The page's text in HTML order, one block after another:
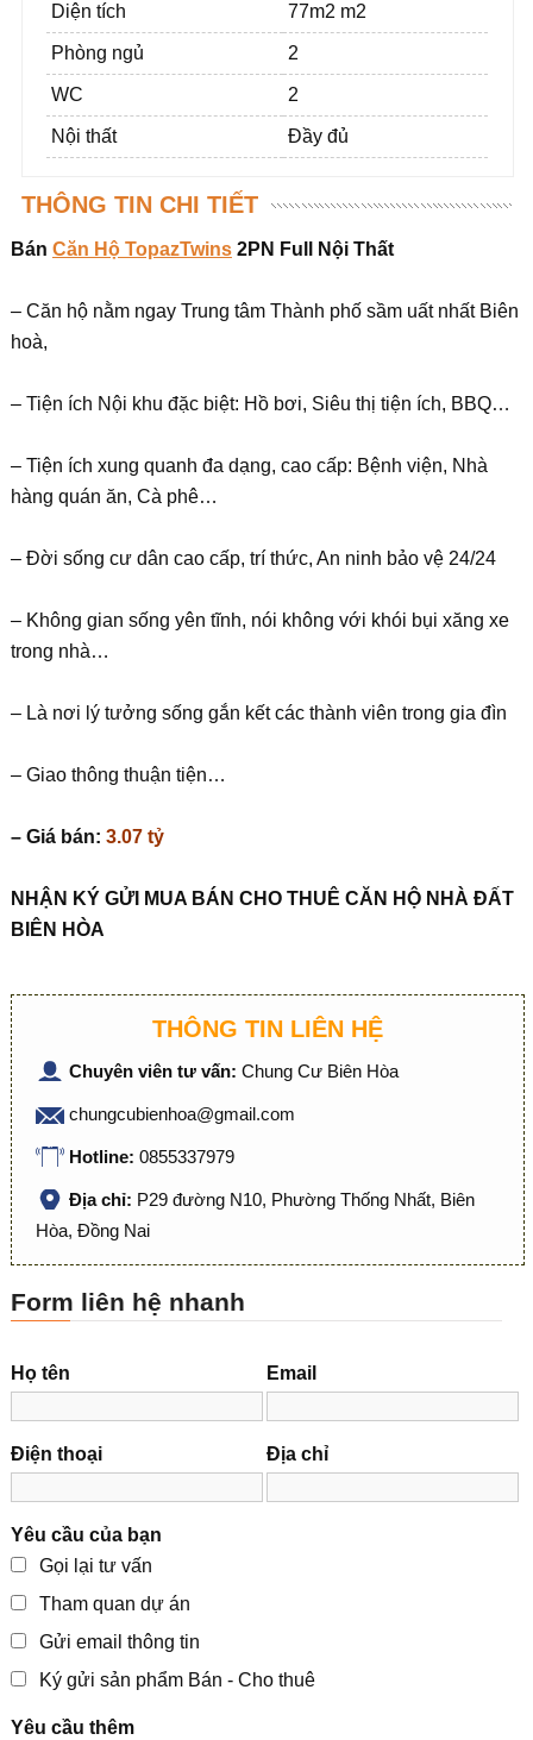
Diện tích 77m2 m2
Phòng ngủ 2
WC 2
Nội thất Đầy đủ
THÔNG TIN CHI TIẾT
Bán Căn Hộ TopazTwins2PN Full Nội Thất
– Căn hộ nằm ngay Trung tâm Thành phố sầm uất nhất Biên
hoà,
– Tiện ích Nội khu đặc biệt: Hồ bơi, Siêu thị tiện ích, BBQ…
– Tiện ích xung quanh đa dạng, cao cấp: Bệnh viện, Nhà
hàng quán ăn, Cà phê…
– Đời sống cư dân cao cấp, trí thức, An ninh bảo vệ 24/24
– Không gian sống yên tĩnh, nói không với khói bụi xăng xe
trong nhà…
– Là nơi lý tưởng sống gắn kết các thành viên trong gia đìn
– Giao thông thuận tiện…
– Giá bán: 3.07 tỷ
NHẬN KÝ GỬI MUA BÁN CHO THUÊ CĂN HỘ NHÀ ĐẤT
BIÊN HÒA
THÔNG TIN LIÊN HỆ
Chuyên viên tư vấn: Chung Cư Biên Hòa
chungcubienhoa@gmail.com
Hotline: 0855337979
Địa chỉ: P29 đường N10, Phường Thống Nhất, Biên
Hòa, Đồng Nai
Form liên hệ nhanh
Họ tên Email
Điện thoại Địa chỉ
Yêu cầu của bạn
Gọi lại tư vấn
Tham quan dự án
Gửi email thông tin
Ký gửi sản phẩm Bán - Cho thuê
Yêu cầu thêm